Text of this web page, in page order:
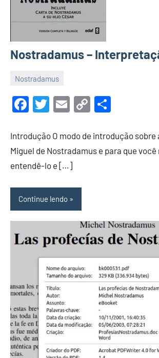
Nostradamus –
Nostradamus
de
julho
2022
GarrettFacebook
Twitter
Email
Copy
Introdução O modo de introdução sobre
Miguel de Nostradamus e para que
entendê-lo e […]
Continue lendo